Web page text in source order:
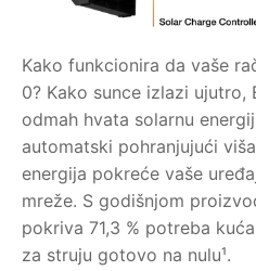
Kako funkcionira da vaše
0? Kako sunce izlazi ujutro,
odmah hvata solarnu
automatski pohranjujući
energija pokreće vaše
mreže. S godišnjom
pokriva 71,3 % potreba
za struju gotovo na nulu¹.